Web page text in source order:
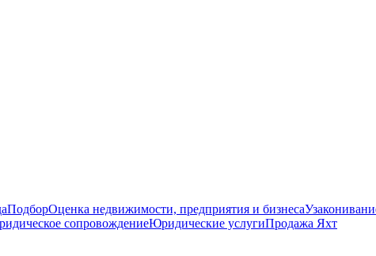
ПодборОценка недвижимости, предприятия и бизнеса
сопровождениеЮридические услугиПродажа Яхт